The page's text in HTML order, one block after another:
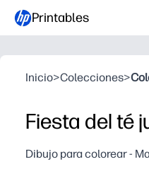
Printables
Inicio>Colecciones>
Fiesta del té
Dibujo para colorear -